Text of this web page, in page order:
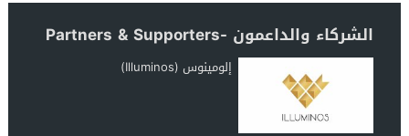
الشركاء والداعمون -Partners & Supporters
إلومينوس (Illuminos)